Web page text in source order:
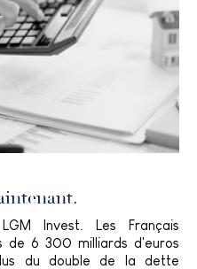
et de charme,
Normandie et des demeures
Invest. Les Français
de 6 300 milliards d'euros
du double de la dette